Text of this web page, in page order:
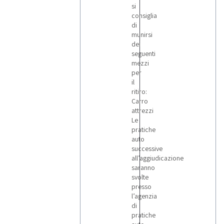
si
consiglia
di
munirsi
dei
seguenti
mezzi
per
il
ritiro:
Carro
attrezzi
Le
pratiche
auto
successive
all’aggiudicazione
saranno
svolte
presso
l’agenzia
di
pratiche